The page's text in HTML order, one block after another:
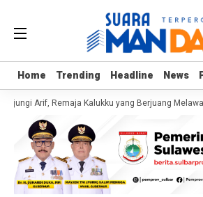
Home Trending Headline News
Home Trending Headline News
Arif, Remaja Kalukku yang Berjuang Melawan